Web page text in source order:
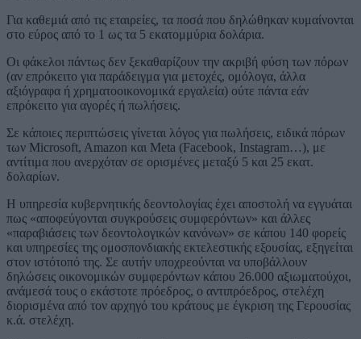
Για καθεμιά από τις εταιρείες, τα ποσά που δηλώθηκαν κυμαίνονται
στο εύρος από το 1 ως τα 5 εκατομμύρια δολάρια.
Οι φάκελοι πάντως δεν ξεκαθαρίζουν την ακριβή φύση των πόρων
(αν επρόκειτο για παράδειγμα για μετοχές, ομόλογα, άλλα
αξιόγραφα ή χρηματοοικονομικά εργαλεία) ούτε πάντα εάν
επρόκειτο για αγορές ή πωλήσεις.
Σε κάποιες περιπτώσεις γίνεται λόγος για πωλήσεις, ειδικά πόρων
των Microsoft, Amazon και Meta (Facebook, Instagram…), με
αντίτιμα που ανερχόταν σε ορισμένες μεταξύ 5 και 25 εκατ.
δολαρίων.
Η υπηρεσία κυβερνητικής δεοντολογίας έχει αποστολή να εγγυάται
πως «αποφεύγονται συγκρούσεις συμφερόντων» και άλλες
«παραβιάσεις των δεοντολογικών κανόνων» σε κάπου 140 φορείς
και υπηρεσίες της ομοσπονδιακής εκτελεστικής εξουσίας, εξηγείται
στον ιστότοπό της. Σε αυτήν υποχρεούνται να υποβάλλουν
δηλώσεις οικονομικών συμφερόντων κάπου 26.000 αξιωματούχοι,
ανάμεσά τους ο εκάστοτε πρόεδρος, ο αντιπρόεδρος, στελέχη
διορισμένα από τον αρχηγό του κράτους με έγκριση της Γερουσίας
κ.ά. στελέχη.